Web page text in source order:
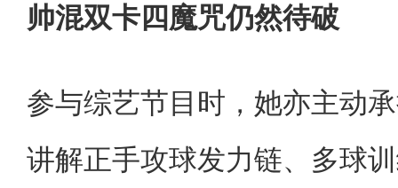
帅混双卡四魔咒仍然待破
参与综艺节目时，她亦主动
讲解正手攻球发力链、多球